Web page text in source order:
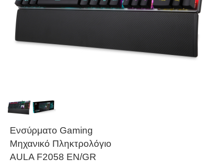
Ενσύρματο Gaming
Μηχανικό Πληκτρολόγιο
AULA F2058 EN/GR